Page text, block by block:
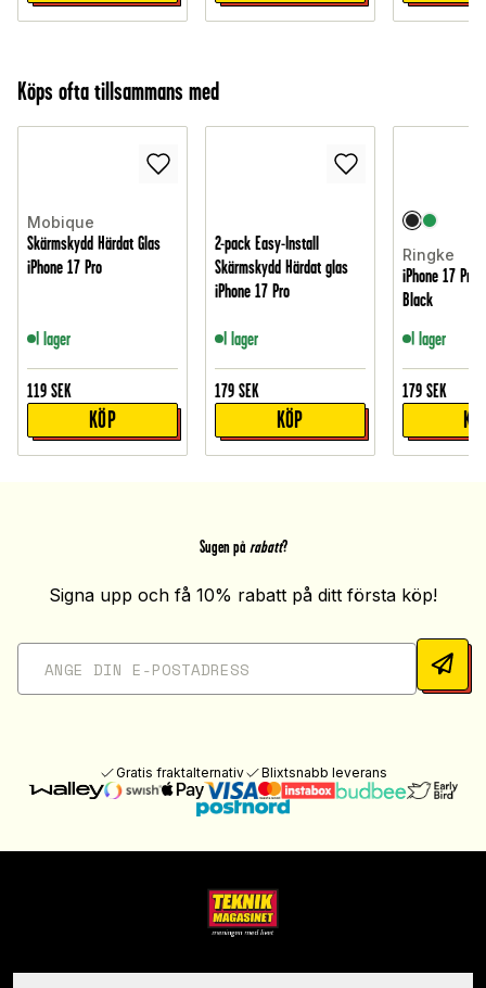
Köps ofta tillsammans med
Mobique
Skärmskydd Härdat Glas
iPhone 17 Pro
I lager
119 SEK
KÖP
2-pack Easy-Install
Skärmskydd Härdat glas
iPhone 17 Pro
I lager
179 SEK
KÖP
Ringke
iPhone 17 Pro
Black
I lager
179 SEK
Sugen på rabatt?
Signa upp och få 10% rabatt på ditt första köp!
Gratis fraktalternativ Blixtsnabb leverans